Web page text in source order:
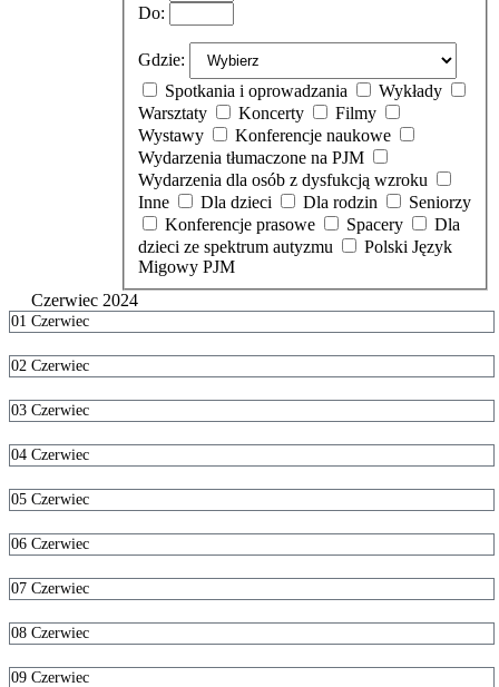
Do:
Gdzie:
Spotkania i oprowadzania
Wykłady
Warsztaty
Koncerty
Filmy
Wystawy
Konferencje naukowe
Wydarzenia tłumaczone na PJM
Wydarzenia dla osób z dysfukcją wzroku
Inne
Dla dzieci Dla rodzin
Seniorzy
Konferencje prasowe
Spacery
dzieci ze spektrum autyzmu
Migowy PJM
Czerwiec 2024
01 Czerwiec
02 Czerwiec
03 Czerwiec
04 Czerwiec
05 Czerwiec
06 Czerwiec
07 Czerwiec
08 Czerwiec
09 Czerwiec